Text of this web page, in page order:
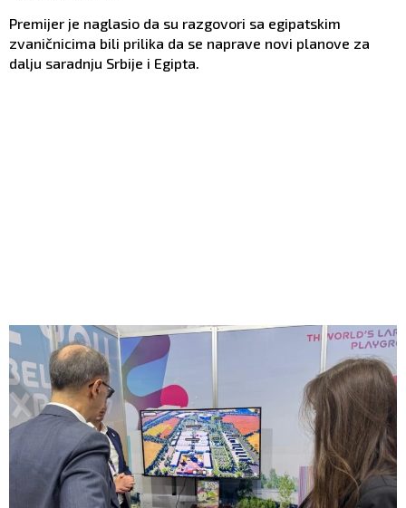
Premijer je naglasio da su razgovori sa egipatskim
zvaničnicima bili prilika da se naprave novi planove za
dalju saradnju Srbije i Egipta.